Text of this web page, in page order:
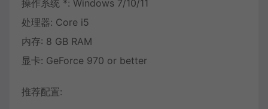
操作系统 *: Windows 7/10/11
处理器: Core i5
内存: 8 GB RAM
显卡: GeForce 970 or better
推荐配置: